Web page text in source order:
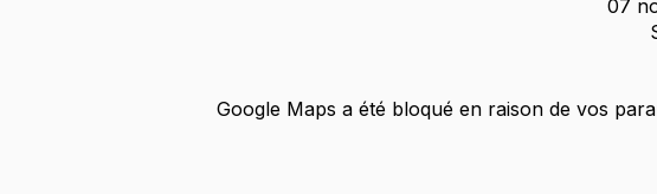
07
Google Maps a été bloqué en raison de vos